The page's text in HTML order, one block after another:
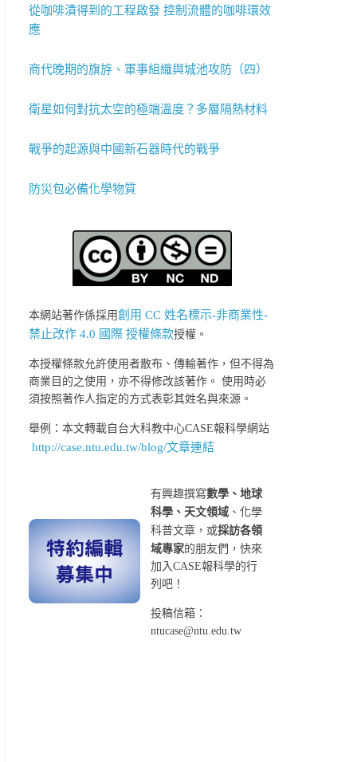
從咖啡漬得到的工程啟發 控制流體的咖啡環效
應
商代晚期的旗斿、軍事組織與城池攻防（四）
衛星如何對抗太空的極端溫度？多層隔熱材料
戰爭的起源與中國新石器時代的戰爭
防災包必備化學物質
本網站著作係採用創用 CC 姓名標示-非商業性-
禁止改作 4.0 國際 授權條款授權。
本授權條款允許使用者散布、傳輸著作，但不得為
商業目的之使用，亦不得修改該著作。 使用時必
須按照著作人指定的方式表彰其姓名與來源。
舉例：本文轉載自台大科教中心CASE報科學網站
http://case.ntu.edu.tw/blog/文章連結
有興趣撰寫數學、地球
科學、天文領域 、化學
科普文章，或採訪各領
域專家的朋友們，快來
加入CASE報科學的行
列吧！
投稿信箱：
ntucase@ntu.edu.tw